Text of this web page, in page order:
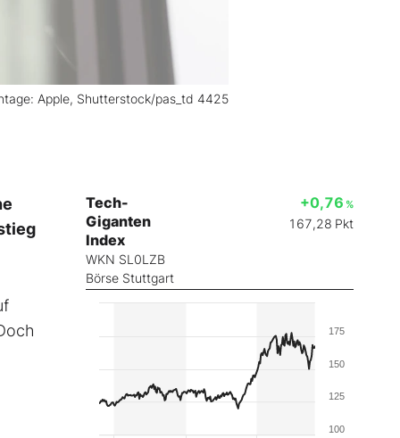
Apple, Shutterstock/pas_td 4425
Tech-
Giganten
Index
WKN SL0LZB
Börse Stuttgart
+0,76 %
167,28 Pkt
100
125
150
175